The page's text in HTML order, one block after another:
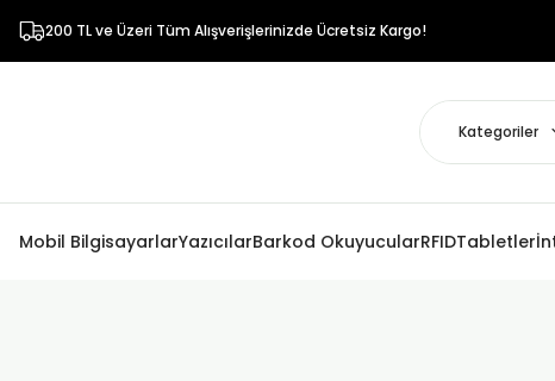
200 TL ve Üzeri Tüm Alışverişlerinizde Ücretsiz Kargo!
Mobil BilgisayarlarYazıcılarBarkod OkuyucularRFIDTabletler